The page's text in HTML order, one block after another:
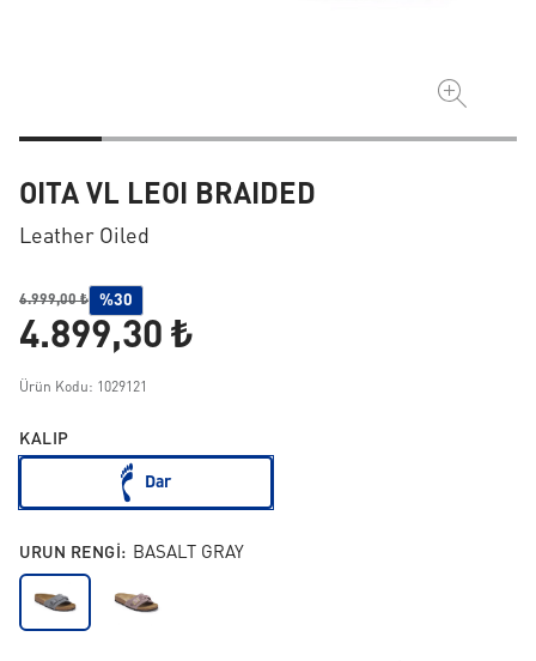
OITA VL LEOI BRAIDED
Leather Oiled
6.999,00 ₺ %30
4.899,30 ₺
Ürün Kodu: 1029121
KALIP
Dar
URUN RENGI: BASALT GRAY